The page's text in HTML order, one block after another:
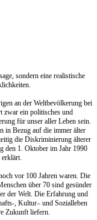
sondern eine realistische
an der Weltbevölkerung bei
zwar ein politisches und
für unser aller Leben sein.
in Bezug auf die immer älter
die Diskriminierung älterer
den 1. Oktober im Jahr 1990
erklärt.
vor 100 Jahren waren. Die
über 70 sind gesünder
der Welt. Die Erfahrung und
, Kultur– und Sozialleben
Zukunft liefern.